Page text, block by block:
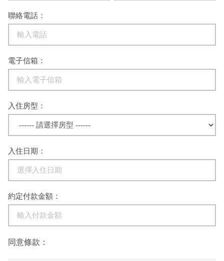
聯絡電話：
電子信箱：
入住房型：
入住日期：
約定付款金額：
同意條款：